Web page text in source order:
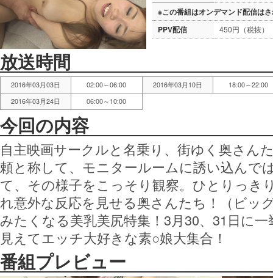
※この番組はオンデマンド配信は
PPV配信
450円（税抜）
放送時間
2016年03月03日 02:00～06:00 2016年03月10日
18:00～22:00
2016年03月24日
06:00～10:00
今回の内容
自主映画サークルと名乗り、街ゆく奥さん
頼と称して、モニタールームに誘い込んで
て、その様子をこっそり観察。ひとりっき
れ意外な反応を見せる奥さんたち！（ビッ
みたくなる美乳美尻特集！3月30、31日に
見えてエッチ大好きな素○娘大集合！
番組プレビュー